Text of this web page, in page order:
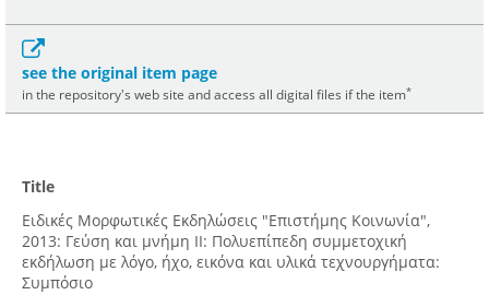
see the original item page
in the repository's web site and access all digital files if the item*
Title
Ειδικές Μορφωτικές Εκδηλώσεις "Επιστήμης Κοινωνία",
2013: Γεύση και μνήμη II: Πολυεπίπεδη συμμετοχική
εκδήλωση με λόγο, ήχο, εικόνα και υλικά τεχνουργήματα:
Συμπόσιο